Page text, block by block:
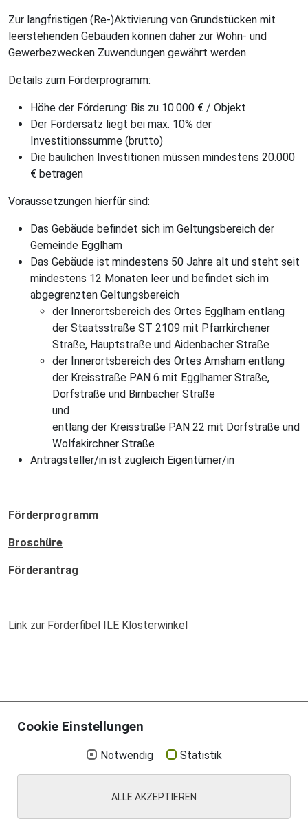
Zur langfristigen (Re-)Aktivierung von Grundstücken mit
leerstehenden Gebäuden können daher zur Wohn- und
Gewerbezwecken Zuwendungen gewährt werden.
Details zum Förderprogramm:
Höhe der Förderung: Bis zu 10.000 € / Objekt
Der Fördersatz liegt bei max. 10% der
Investitionssumme (brutto)
Die baulichen Investitionen müssen mindestens 20.000
€ betragen
Voraussetzungen hierfür sind:
Das Gebäude befindet sich im Geltungsbereich der
Gemeinde Egglham
Das Gebäude ist mindestens 50 Jahre alt und steht seit
mindestens 12 Monaten leer und befindet sich im
abgegrenzten Geltungsbereich
der Innerortsbereich des Ortes Egglham entlang
der Staatsstraße ST 2109 mit Pfarrkirchener
Straße, Hauptstraße und Aidenbacher Straße
der Innerortsbereich des Ortes Amsham entlang
der Kreisstraße PAN 6 mit Egglhamer Straße,
Dorfstraße und Birnbacher Straße
und
entlang der Kreisstraße PAN 22 mit Dorfstraße und
Wolfakirchner Straße
Antragsteller/in ist zugleich Eigentümer/in
Förderprogramm
Broschüre
Förderantrag
Link zur Förderfibel ILE Klosterwinkel
Impressum Datenschutz
Kontakt
Cookie Einstellungen
Cookie Einstellungen
Notwendig Statistik
ALLE AKZEPTIEREN